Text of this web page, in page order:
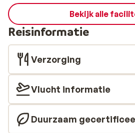
een smalle steeg met blauwe en
door de bewoners zelf zijn
door naar de haven om het
van de gezellige tavernes in het
Bekijk alle
Reisinformatie
Verzorging
Vlucht informatie
Duurzaam